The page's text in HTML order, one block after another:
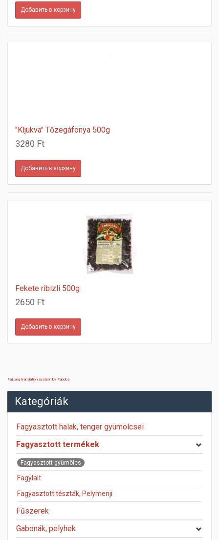
"Kljukva" Tőzegáfonya 500g
3280 Ft
Fekete ribizli 500g
2650 Ft
FaLang translation system by Faboba
Kategóriák
Fagyasztott halak, tenger gyümölcsei
Fagyasztott termékek
Fagyasztott gyümölcs
Fagylalt
Fagyasztott tészták, Pelymenji
Fűszerek
Gabonák, pelyhek